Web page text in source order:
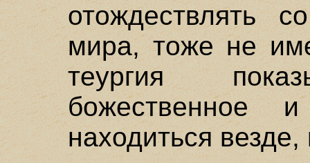
отождествлять
мира, тоже не
теургия
божественное
находиться везде,